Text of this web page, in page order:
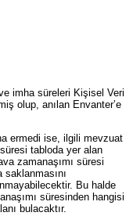
imha süreleri Kişisel Veri
olup, anılan Envanter’e
ermedi ise, ilgili mevzuat
tabloda yer alan
zamanaşımı süresi
Bu halde
süresinden hangisi
bulacaktır.